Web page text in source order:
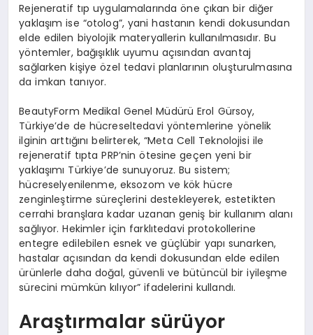
Rejeneratif tıp uygulamalarında öne çıkan bir diğer
yaklaşım ise “otolog”, yani hastanın kendi dokusundan
elde edilen biyolojik materyallerin kullanılmasıdır. Bu
yöntemler, bağışıklık uyumu açısından avantaj
sağlarken kişiye özel tedavi planlarının oluşturulmasına
da imkan tanıyor.
BeautyForm Medikal Genel Müdürü Erol Gürsoy,
Türkiye’de de hücreseltedavi yöntemlerine yönelik
ilginin arttığını belirterek, “Meta Cell Teknolojisi ile
rejeneratif tıpta PRP’nin ötesine geçen yeni bir
yaklaşımı Türkiye’de sunuyoruz. Bu sistem;
hücreselyenilenme, eksozom ve kök hücre
zenginleştirme süreçlerini destekleyerek, estetikten
cerrahi branşlara kadar uzanan geniş bir kullanım alanı
sağlıyor. Hekimler için farklıtedavi protokollerine
entegre edilebilen esnek ve güçlübir yapı sunarken,
hastalar açısından da kendi dokusundan elde edilen
ürünlerle daha doğal, güvenli ve bütüncül bir iyileşme
sürecini mümkün kılıyor” ifadelerini kullandı.
Araştırmalar sürüyor